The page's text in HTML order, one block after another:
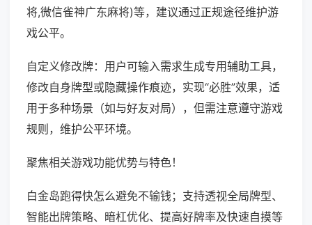
将,微信雀神广东麻将)等，建议通过正规途径维护游
戏公平。
自定义修改牌：用户可输入需求生成专用辅助工具，
修改自身牌型或隐藏操作痕迹，实现“必胜”效果，适
用于多种场景（如与好友对局），但需注意遵守游戏
规则，维护公平环境。
聚焦相关游戏功能优势与特色！
白金岛跑得快怎么避免不输钱；支持透视全局牌型、
智能出牌策略、暗杠优化、提高好牌率及快速自摸等